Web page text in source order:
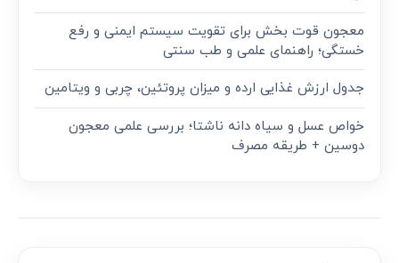
معجون قوت‌ بخش برای تقویت سیستم ایمنی و رفع
خستگی؛ راهنمای علمی و طب سنتی
جدول ارزش غذایی ارده و میزان پروتئین، چربی و ویتامین
خواص عسل و سیاه دانه ناشتا؛ بررسی علمی معجون
دوسین + طریقه مصرف